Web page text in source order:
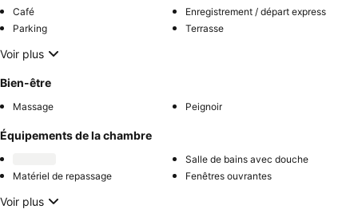
Café
Enregistrement / départ express
Parking
Terrasse
Voir plus
Bien-être
Massage Peignoir
Équipements de la chambre
Salle de bains avec douche
Matériel de repassage
Fenêtres ouvrantes
Voir plus